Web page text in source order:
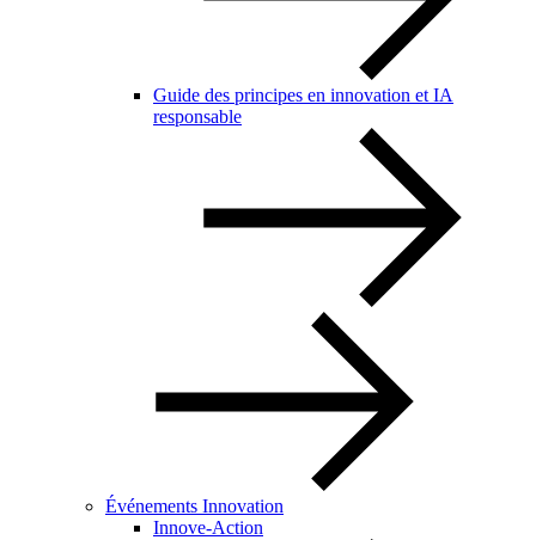
Guide des principes en innovation et IA
responsable
Événements Innovation
Innove-Action